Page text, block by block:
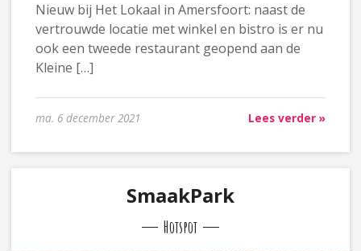
Nieuw bij Het Lokaal in Amersfoort: naast de
vertrouwde locatie met winkel en bistro is er nu
ook een tweede restaurant geopend aan de
Kleine […]
ma. 6 december 2021 Lees verder »
SmaakPark
Hotspot